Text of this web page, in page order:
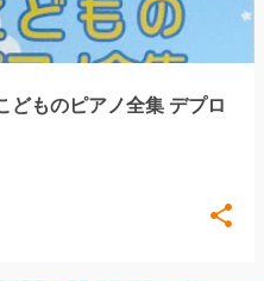
どものピアノ全集 デプロ